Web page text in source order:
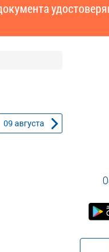
09 августа